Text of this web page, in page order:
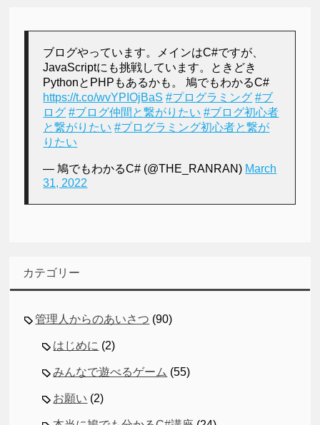
ブログやっています。メインはC#ですが、
JavaScriptにも挑戦しています。ときどき
PythonとPHPもあるかも。 鳩でもわかるC#
https://t.co/wvYPIOjBaS #プログラミング #ブ
ログ #ブログ仲間と繋がりたい #ブログ初心者
と繋がりたい #プログラミング初心者と繋が
りたい
— 鳩でもわかるC# (@THE_RANRAN) March
31, 2022
カテゴリー
管理人からのあいさつ (90)
はじめに (2)
みんなで遊べるゲーム (55)
お願い (2)